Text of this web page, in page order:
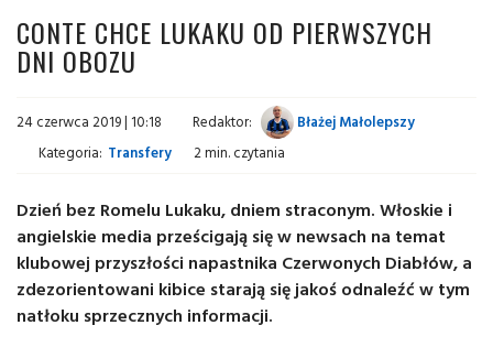
CONTE CHCE LUKAKU OD PIERWSZYCH
DNI OBOZU
24 czerwca 2019 | 10:18 Redaktor:
Błażej Małolepszy
Kategoria: Transfery 2 min. czytania
Dzień bez Romelu Lukaku, dniem straconym. Włoskie i
angielskie media prześcigają się w newsach na temat
klubowej przyszłości napastnika Czerwonych Diabłów, a
zdezorientowani kibice starają się jakoś odnaleźć w tym
natłoku sprzecznych informacji.